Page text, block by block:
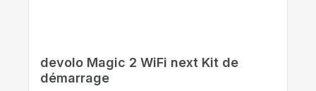
devolo Magic 2 WiFi next Kit de
démarrage